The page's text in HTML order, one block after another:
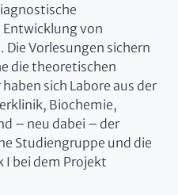
Entwicklung von
Vorlesungen sichern
die theoretischen
sich Labore aus der
Biochemie,
– neu dabei – der
Studiengruppe und die
I bei dem Projekt